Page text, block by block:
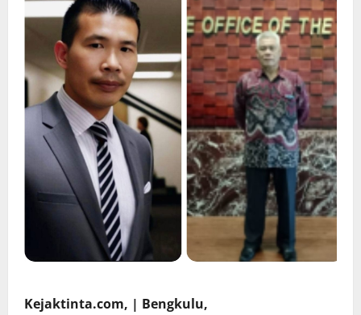
Kejaktinta.com, | Bengkulu,